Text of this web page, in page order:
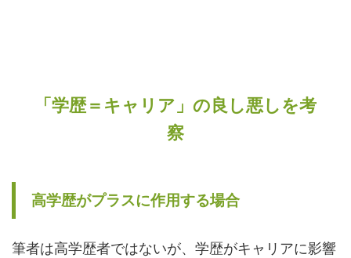
「学歴＝キャリア」の良し悪しを考
察
高学歴がプラスに作用する場合
筆者は高学歴者ではないが、学歴がキャリアに影響